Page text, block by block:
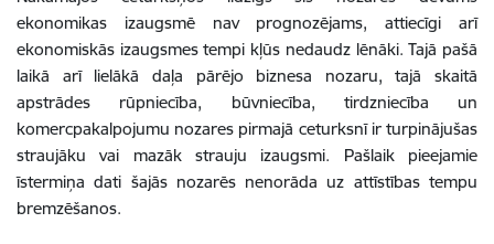
ekonomikas izaugsmē nav prognozējams, attiecīgi arī
ekonomiskās izaugsmes tempi kļūs nedaudz lēnāki. Tajā pašā
laikā arī lielākā daļa pārējo biznesa nozaru, tajā skaitā
apstrādes rūpniecība, būvniecība, tirdzniecība un
komercpakalpojumu nozares pirmajā ceturksnī ir turpinājušas
straujāku vai mazāk strauju izaugsmi. Pašlaik pieejamie
īstermiņa dati šajās nozarēs nenorāda uz attīstības tempu
bremzēšanos.